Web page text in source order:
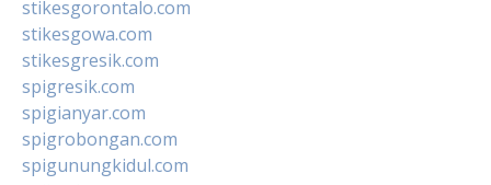
stikesgorontalo.com
stikesgowa.com
stikesgresik.com
spigresik.com
spigianyar.com
spigrobongan.com
spigunungkidul.com